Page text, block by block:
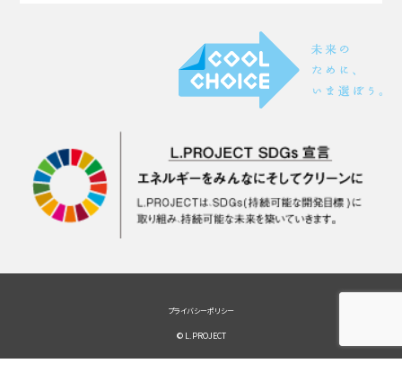
プライバシーポリシー
© L.PROJECT